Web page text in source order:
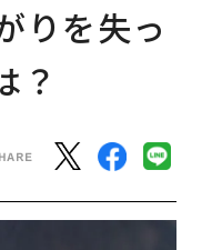
りを失っ
？